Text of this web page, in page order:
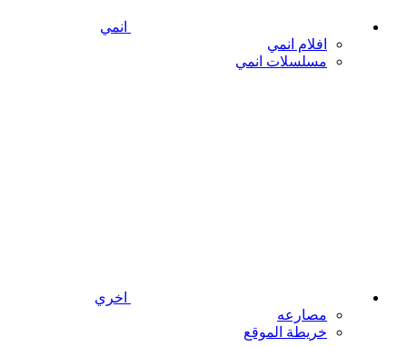
انمي
افلام انمي
مسلسلات انمي
اخري
مصارعه
خريطة الموقع